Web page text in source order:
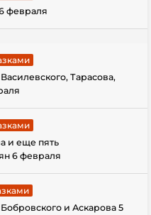
февраля
Тарасова,
и еще пять
6 февраля
и Аскарова 5